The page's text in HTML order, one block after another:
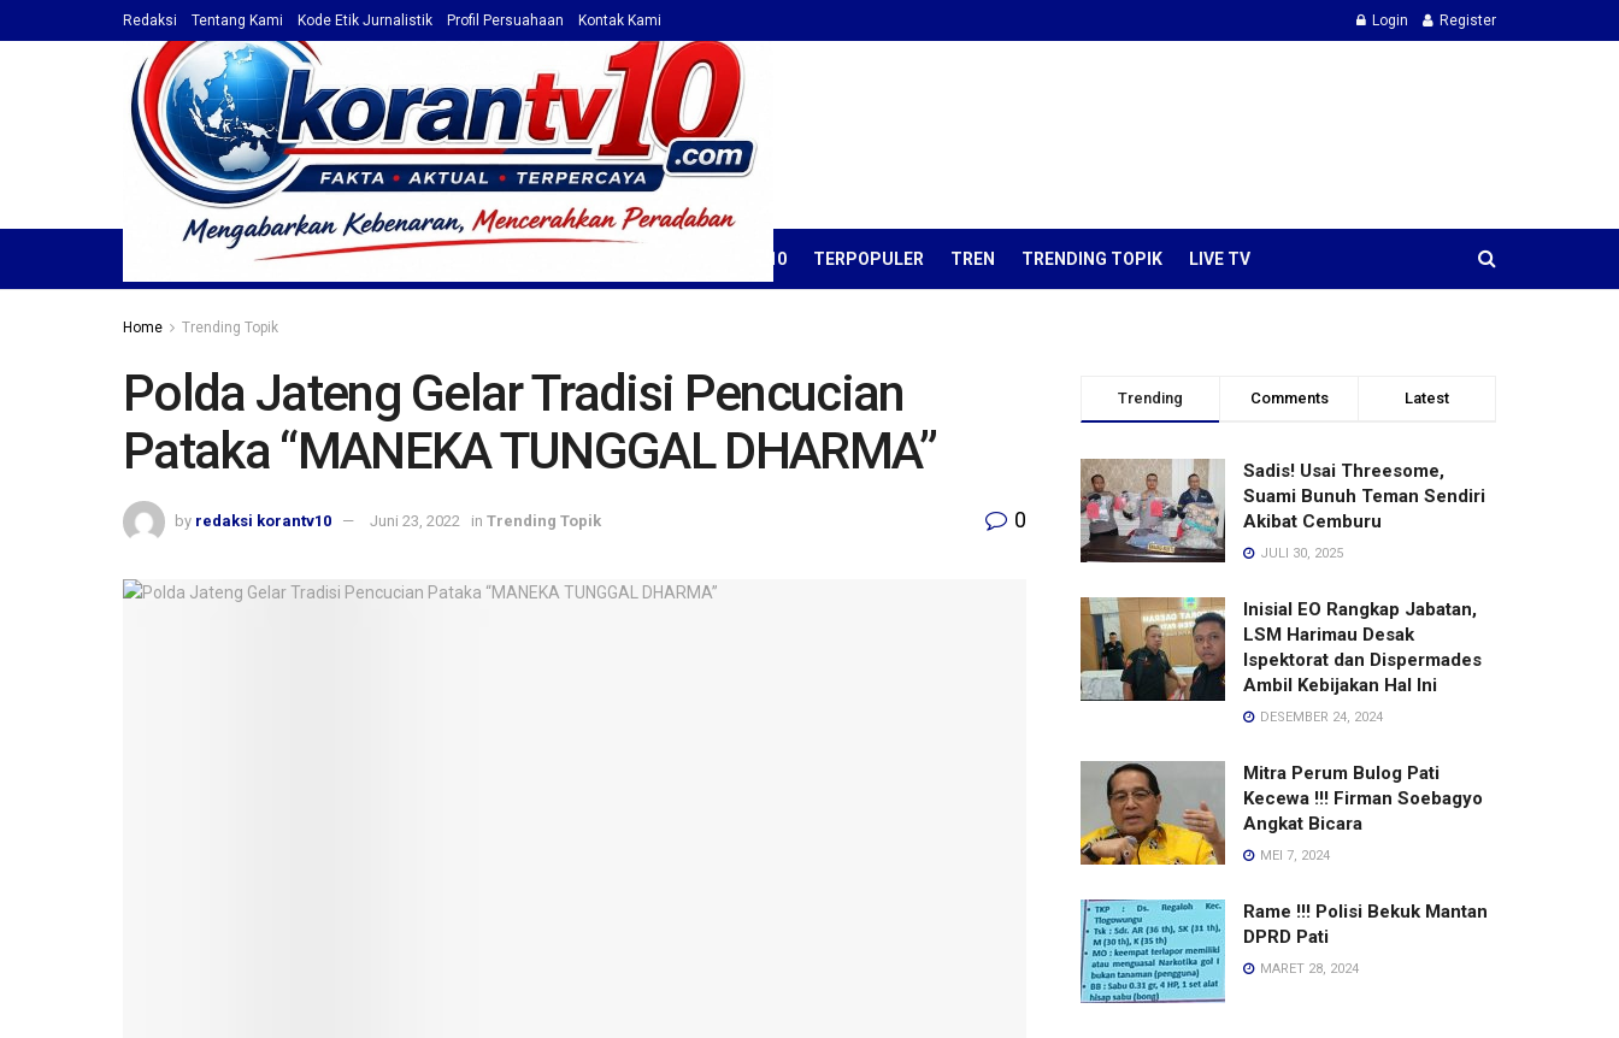
Redaksi Tentang Kami Kode Etik Jurnalistik Profil Persuahaan Kontak Kami Login Register
TOP NEWS BERITA KORAN TV10 TERPOPULER TREN TRENDING TOPIK LIVE TV
Home Trending Topik
Polda Jateng Gelar Tradisi Pencucian
Pataka “MANEKA TUNGGAL DHARMA”
by redaksi korantv10 Juni 23, 2022 in Trending Topik 0
Trending Comments Latest
Sadis! Usai Threesome,
Suami Bunuh Teman Sendiri
Akibat Cemburu
JULI 30, 2025
Inisial EO Rangkap Jabatan,
LSM Harimau Desak
Ispektorat dan Dispermades
Ambil Kebijakan Hal Ini
DESEMBER 24, 2024
Mitra Perum Bulog Pati
Kecewa !!! Firman Soebagyo
Angkat Bicara
MEI 7, 2024
Rame !!! Polisi Bekuk Mantan
DPRD Pati
MARET 28, 2024